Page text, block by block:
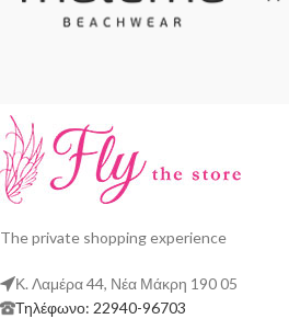
The private shopping experience
Κ. Λαμέρα 44, Νέα Μάκρη 190 05
Τηλέφωνο: 22940-96703